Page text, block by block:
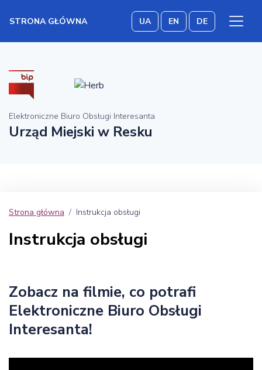
STRONA GŁÓWNA UA EN DE
Elektroniczne Biuro Obsługi Interesanta
Urząd Miejski w Resku
Strona główna Instrukcja obsługi
Instrukcja obsługi
Zobacz na filmie, co potrafi
Elektroniczne Biuro Obsługi
Interesanta!